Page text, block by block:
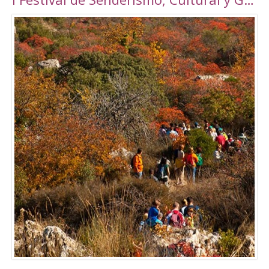
Torrepalma ***, con unas novedosas y amplias
instalaciones inauguradas en 2010, con una
superficie total de 6889 m2. Amplio abanico
de actividades tanto libres como dirigidas.
Tarifas Las tarifas para entradas individuales y
de forma puntual tienen un importe de
5,00€. También existe la posibilidad de
adquirir un Bono de 10 usos (válido durante 90
días) a un precio de 40,00€. Tanto el ticket
como el Bono son de uso personal e
intransferible. Con acceso durante todo el día
en los horarios abajo indicados. El precio de la
entrada a la piscina para un adulto es de 3,50€.
Para consultar el resto de precios y horarios
sigan este enlace:
http://alcalalarealesdeporte.com/tarifas/
Piscina Este centro cuenta, además de con el